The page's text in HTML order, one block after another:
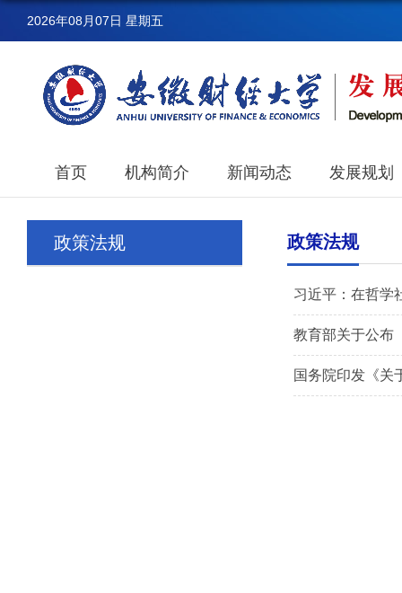
2026年08月07日 星期五
首页 机构简介 新闻动态 发展规划
政策法规 政策法规
习近平：在哲学
教育部关于公布
国务院印发《关